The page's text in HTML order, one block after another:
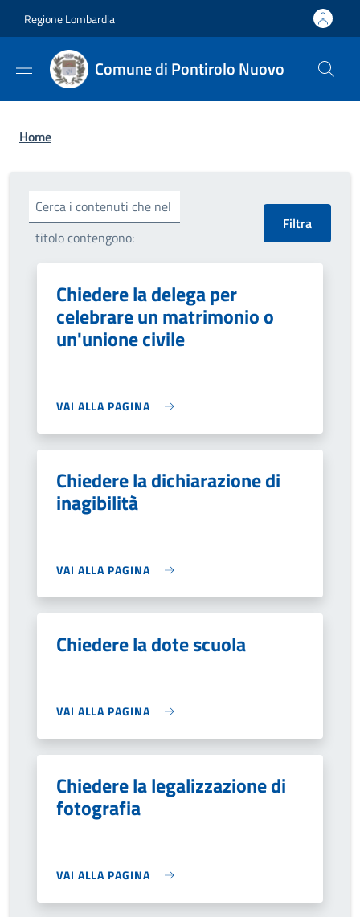
Regione Lombardia
Comune di Pontirolo Nuovo
Briciole di pane
Home
Cerca i contenuti che nel
titolo contengono:
Chiedere la delega per
celebrare un matrimonio o
un'unione civile
VAI ALLA PAGINA
Chiedere la dichiarazione di
inagibilità
VAI ALLA PAGINA
Chiedere la dote scuola
VAI ALLA PAGINA
Chiedere la legalizzazione di
fotografia
VAI ALLA PAGINA